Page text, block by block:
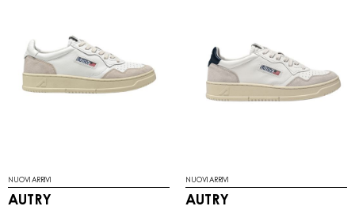
NUOVI ARRIVI
AUTRY
NUOVI ARRIVI
AUTRY